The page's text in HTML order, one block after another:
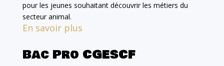
pour les jeunes souhaitant découvrir les métiers du
secteur animal.
En savoir plus
Bac Pro CGESCF